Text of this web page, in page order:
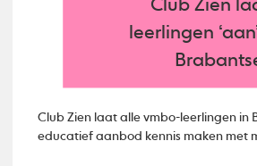
Club Zien
leerlingen
Club Zien laat alle vmbo-leerlingen in
educatief aanbod kennis maken met